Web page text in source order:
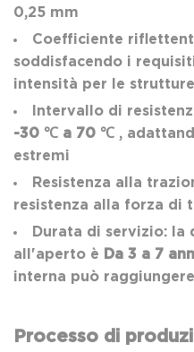
0,25 mm
Coefficiente
soddisfacendo i
intensità per le
Intervallo di
-30 ℃ a 70 ℃ ,
estremi
Resistenza alla
resistenza alla forza di
Durata di servizio: la
all'aperto è
Da 3 a 7
interna può
Processo di